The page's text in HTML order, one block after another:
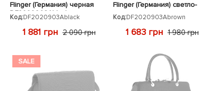
Flinger (Германия) черная
DF2020903Ablack
Код:DF2020903Ablack
1 881 грн 2 090 грн
Flinger (Германия) светло-
коричневая
DF2020903Abrown
Код:DF2020903Abrown
1 683 грн 1 980 грн
SALE